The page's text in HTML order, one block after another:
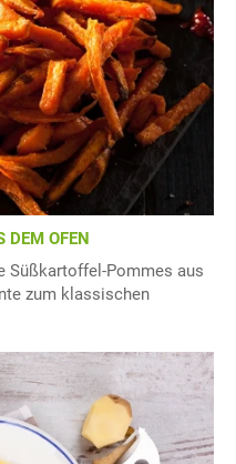
DEM OFEN
Süßkartoffel-Pommes aus
zum klassischen